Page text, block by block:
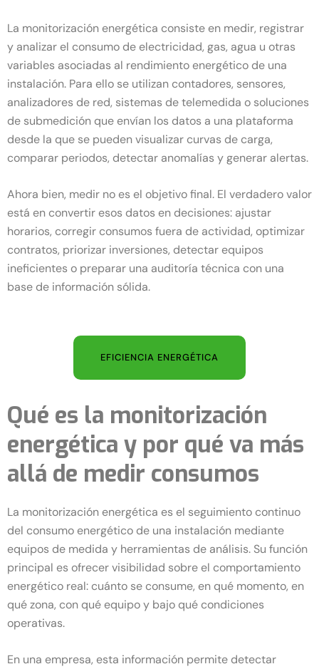
La monitorización energética consiste en medir, registrar
y analizar el consumo de electricidad, gas, agua u otras
variables asociadas al rendimiento energético de una
instalación. Para ello se utilizan contadores, sensores,
analizadores de red, sistemas de telemedida o soluciones
de submedición que envían los datos a una plataforma
desde la que se pueden visualizar curvas de carga,
comparar periodos, detectar anomalías y generar alertas.
Ahora bien, medir no es el objetivo final. El verdadero valor
está en convertir esos datos en decisiones: ajustar
horarios, corregir consumos fuera de actividad, optimizar
contratos, priorizar inversiones, detectar equipos
ineficientes o preparar una auditoría técnica con una
base de información sólida.
EFICIENCIA ENERGÉTICA
Qué es la monitorización
energética y por qué va más
allá de medir consumos
La monitorización energética es el seguimiento continuo
del consumo energético de una instalación mediante
equipos de medida y herramientas de análisis. Su función
principal es ofrecer visibilidad sobre el comportamiento
energético real: cuánto se consume, en qué momento, en
qué zona, con qué equipo y bajo qué condiciones
operativas.
En una empresa, esta información permite detectar